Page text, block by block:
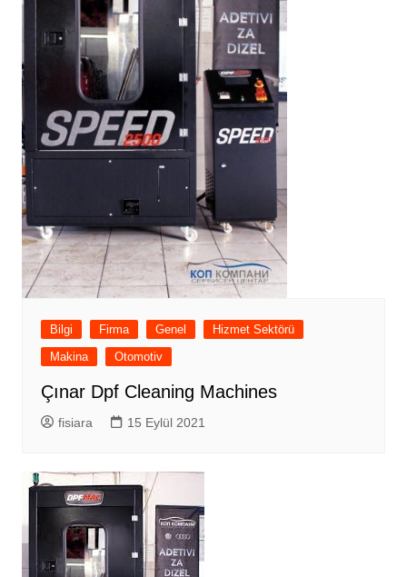
Bilgi Firma Genel
Hizmet Sektörü
Makina
Otomotiv
Çınar Dpf Cleaning Machines
fisiara 15 Eylül 2021